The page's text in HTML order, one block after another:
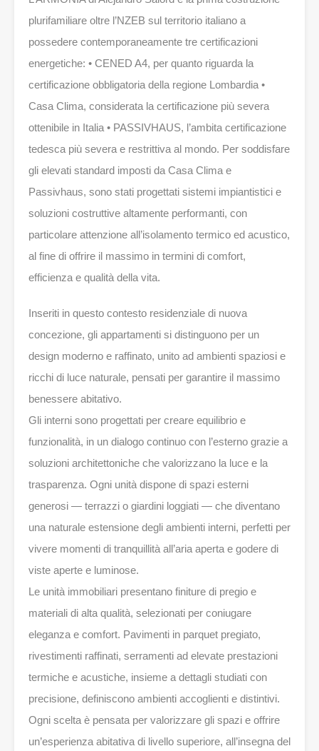
plurifamiliare oltre l’NZEB sul territorio italiano a
possedere contemporaneamente tre certificazioni
energetiche: • CENED A4, per quanto riguarda la
certificazione obbligatoria della regione Lombardia •
Casa Clima, considerata la certificazione più severa
ottenibile in Italia • PASSIVHAUS, l’ambita certificazione
tedesca più severa e restrittiva al mondo. Per soddisfare
gli elevati standard imposti da Casa Clima e
Passivhaus, sono stati progettati sistemi impiantistici e
soluzioni costruttive altamente performanti, con
particolare attenzione all’isolamento termico ed acustico,
al fine di offrire il massimo in termini di comfort,
efficienza e qualità della vita.
Inseriti in questo contesto residenziale di nuova
concezione, gli appartamenti si distinguono per un
design moderno e raffinato, unito ad ambienti spaziosi e
ricchi di luce naturale, pensati per garantire il massimo
benessere abitativo.
Gli interni sono progettati per creare equilibrio e
funzionalità, in un dialogo continuo con l’esterno grazie a
soluzioni architettoniche che valorizzano la luce e la
trasparenza. Ogni unità dispone di spazi esterni
generosi — terrazzi o giardini loggiati — che diventano
una naturale estensione degli ambienti interni, perfetti per
vivere momenti di tranquillità all’aria aperta e godere di
viste aperte e luminose.
Le unità immobiliari presentano finiture di pregio e
materiali di alta qualità, selezionati per coniugare
eleganza e comfort. Pavimenti in parquet pregiato,
rivestimenti raffinati, serramenti ad elevate prestazioni
termiche e acustiche, insieme a dettagli studiati con
precisione, definiscono ambienti accoglienti e distintivi.
Ogni scelta è pensata per valorizzare gli spazi e offrire
un’esperienza abitativa di livello superiore, all’insegna del